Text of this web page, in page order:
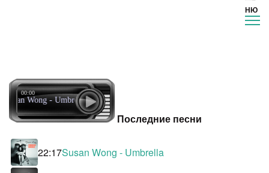
Susan Wong - Umbrella
00:00
Последние песни
22:17Susan Wong - Umbrella